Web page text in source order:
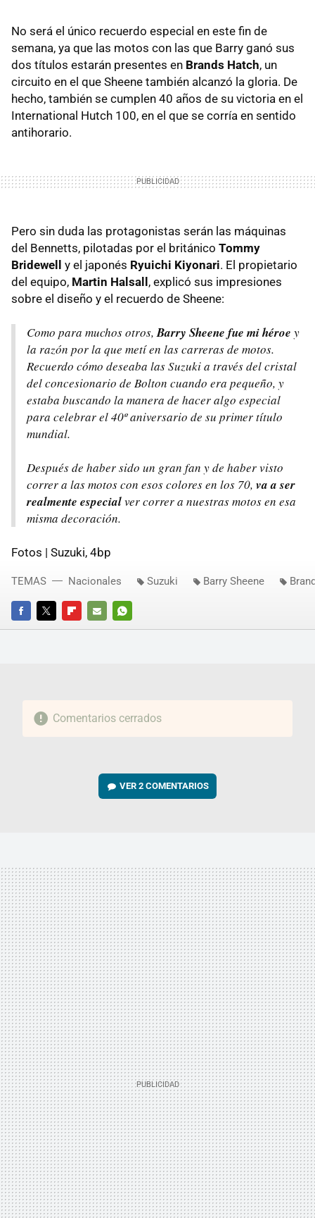
No será el único recuerdo especial en este fin de
semana, ya que las motos con las que Barry ganó sus
dos títulos estarán presentes en Brands Hatch, un
circuito en el que Sheene también alcanzó la gloria. De
hecho, también se cumplen 40 años de su victoria en el
International Hutch 100, en el que se corría en sentido
antihorario.
Pero sin duda las protagonistas serán las máquinas
del Bennetts, pilotadas por el británico Tommy
Bridewell
y el japonés Ryuichi Kiyonari. El propietario
del equipo, Martin Halsall , explicó sus impresiones
sobre el diseño y el recuerdo de Sheene:
Como para muchos otros,Barry Sheene fue mi héroe y
la razón por la que metí en las carreras de motos.
Recuerdo cómo deseaba las Suzuki a través del cristal
del concesionario de Bolton cuando era pequeño, y
estaba buscando la manera de hacer algo especial
para celebrar el 40º aniversario de su primer título
mundial.
Después de haber sido un gran fan y de haber visto
correr a las motos con esos colores en los 70, va a ser
realmente especialver correr a nuestras motos en esa
misma decoración.
Fotos | Suzuki, 4bp
FACEBOOKTWITTERFLIPBOARD
E-
WHATSAPP
TEMAS Nacionales Suzuki Barry Sheene
Comentarios cerrados
VER2 COMENTARIOS